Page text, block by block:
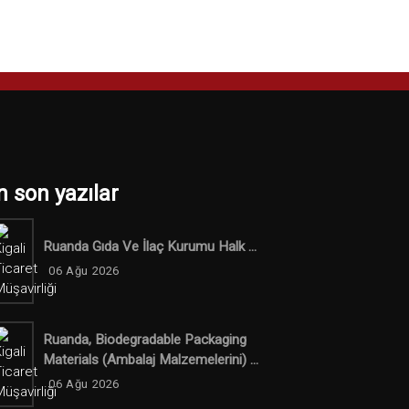
son yazılar
Ruanda Gıda Ve İlaç Kurumu Halk ...
06 Ağu 2026
Ruanda, Biodegradable Packaging
Materials (ambalaj Malzemelerini) ...
06 Ağu 2026